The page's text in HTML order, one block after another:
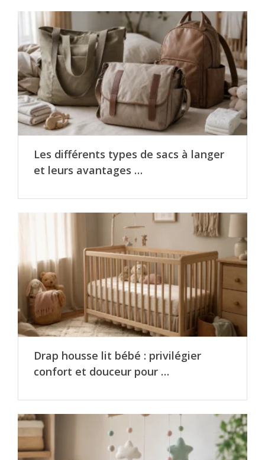
Les différents types de sacs à langer
et leurs avantages …
Drap housse lit bébé : privilégier
confort et douceur pour …